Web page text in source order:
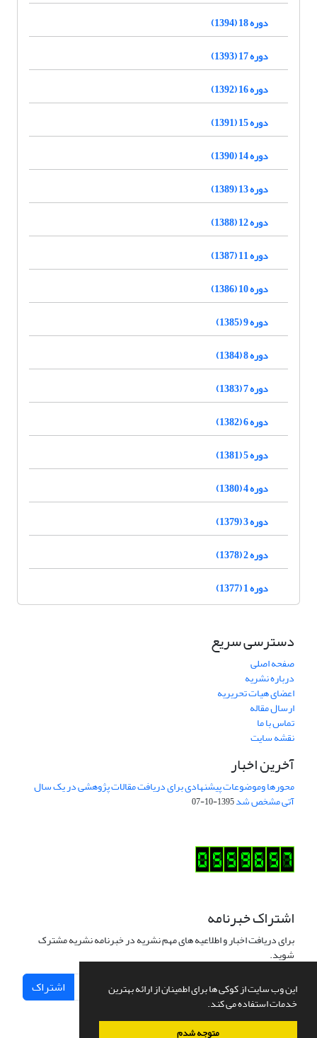
این وب سایت از کوکی ها برای اطمینان از ارائه بهترین
خدمات استفاده می کند.
متوجه شدم
دوره 18 (1394)
دوره 17 (1393)
دوره 16 (1392)
دوره 15 (1391)
دوره 14 (1390)
دوره 13 (1389)
دوره 12 (1388)
دوره 11 (1387)
دوره 10 (1386)
دوره 9 (1385)
دوره 8 (1384)
دوره 7 (1383)
دوره 6 (1382)
دوره 5 (1381)
دوره 4 (1380)
دوره 3 (1379)
دوره 2 (1378)
دوره 1 (1377)
دسترسی سریع
صفحه اصلی
درباره نشریه
اعضای هیات تحریریه
ارسال مقاله
تماس با ما
نقشه سایت
آخرین اخبار
محورها وموضوعات پیشنهادی برای دریافت مقالات پژوهشی در یک سال
آتی مشخص شد1395-10-07
اشتراک خبرنامه
برای دریافت اخبار و اطلاعیه های مهم نشریه در خبرنامه نشریه مشترک
شوید.
اشتراک